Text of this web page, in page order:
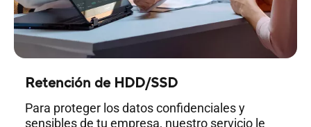
Retención de HDD/SSD
Para proteger los datos confidenciales y
sensibles de tu empresa, nuestro servicio le